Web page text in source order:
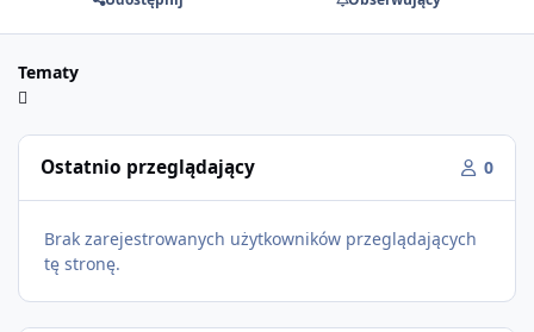
Tematy
Ostatnio przeglądający 0
Brak zarejestrowanych użytkowników przeglądających
tę stronę.